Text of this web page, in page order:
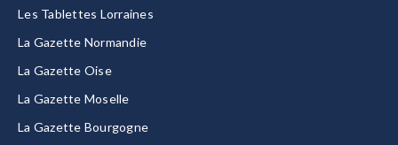
Les Tablettes Lorraines
La Gazette Normandie
La Gazette Oise
La Gazette Moselle
La Gazette Bourgogne